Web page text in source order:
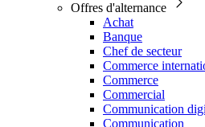
Offres d'alternance
Achat
Banque
Chef de secteur
Commerce
Commerce
Commercial
Communication
Communication